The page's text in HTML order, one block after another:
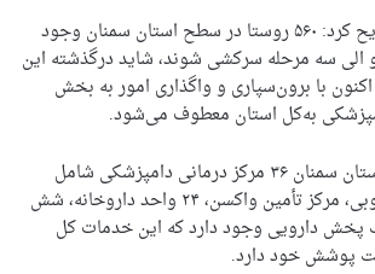
حسینی در ادامه تصریح کرد: ۵۶۰ روستا در سطح استان سمنان وجود
الی سه مرحله سرکشی شوند، شاید درگذشته این
اکنون با برون‌سپاری و واگذاری امور به بخش
به‌کل استان معطوف می‌شود.
وی افزود: در سطح استان سمنان ۳۶ مرکز درمانی دامپزشکی شامل
درمانگاه، مرکز مایه‌کوبی، مرکز تأمین واکسن، ۲۴ واحد داروخانه، شش
و ۱۳ شرکت پخش دارویی وجود دارد که این خدمات کل
پوشش خود دارد.